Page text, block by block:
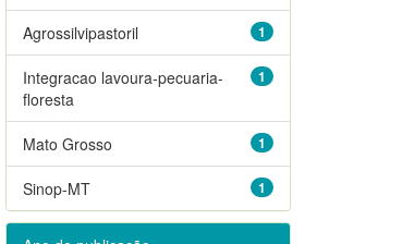
1
Agrossilvipastoril
1
Integracao lavoura-pecuaria-
floresta
1
Mato Grosso
1
Sinop-MT